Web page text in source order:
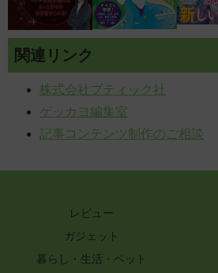
関連リンク
株式会社ブティック社
ゲッカヨ編集室
記事コンテンツ制作のご相談
レビュー
ガジェット
暮らし・生活・ペット